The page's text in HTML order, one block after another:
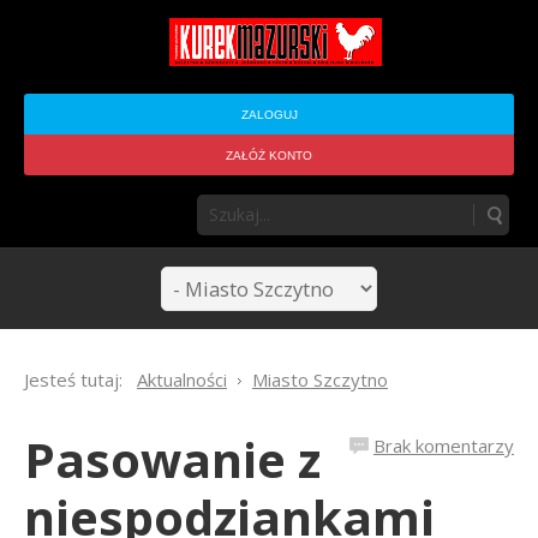
ZALOGUJ
ZAŁÓŻ KONTO
Jesteś tutaj: Aktualności Miasto Szczytno
Brak komentarzy
Pasowanie z
niespodziankami